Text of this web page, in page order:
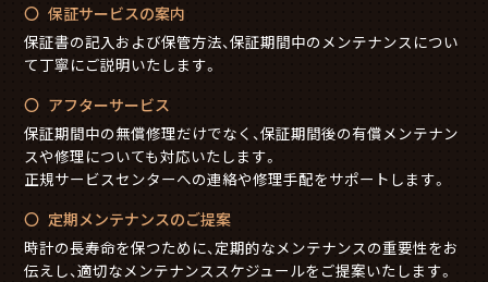
保証サービスの案内
保証書の記入および保管方法、保証期間中のメンテナンスについ
て丁寧にご説明いたします。
アフターサービス
保証期間中の無償修理だけでなく、保証期間後の有償メンテナン
スや修理についても対応いたします。
正規サービスセンターへの連絡や修理手配をサポートします。
定期メンテナンスのご提案
時計の長寿命を保つために、定期的なメンテナンスの重要性をお
伝えし、適切なメンテナンススケジュールをご提案いたします。